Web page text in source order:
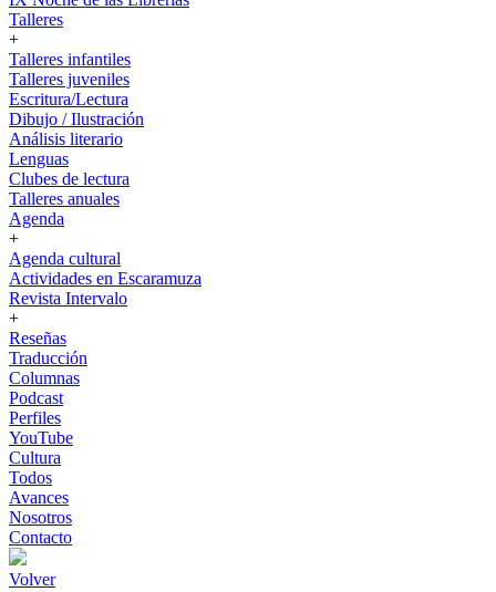
Talleres
+
Talleres infantiles
Talleres juveniles
Escritura/Lectura
Dibujo / Ilustración
Análisis literario
Lenguas
Clubes de lectura
Talleres anuales
Agenda
+
Agenda cultural
Actividades en Escaramuza
Revista Intervalo
+
Reseñas
Traducción
Columnas
Podcast
Perfiles
YouTube
Cultura
Todos
Avances
Nosotros
Contacto
Volver